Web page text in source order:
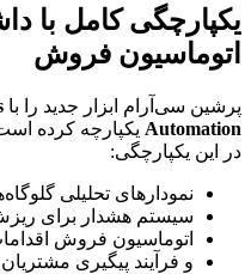
اتوماسیون فروش
پرشین سی‌آر‌ام ابزار جدید را با
Automation یکپارچه کرده
در این یکپارچگی:
نمودارهای تحلیلی گلوگاه‌ها را نمایش می‌دهند
سیستم هشدار برای ریزش‌های غیرعادی ارسال
اتوماسیون فروش
و فرآیند پیگیری مشتریان به‌صورت هوشمند انجام